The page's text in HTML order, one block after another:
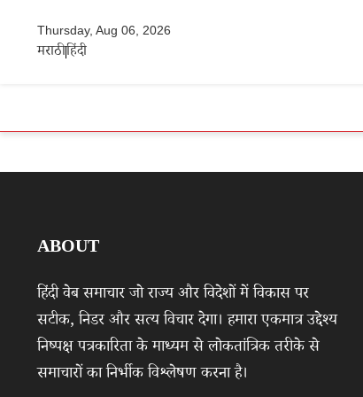
Thursday, Aug 06, 2026
मराठीहिंदी
ABOUT
हिंदी वेब समाचार जो राज्य और विदेशों में विकास पर
सटीक, निडर और सत्य विचार देगा। हमारा एकमात्र उद्देश्य
निष्पक्ष पत्रकारिता के माध्यम से लोकतांत्रिक तरीके से
समाचारों का निर्भीक विश्लेषण करना है।